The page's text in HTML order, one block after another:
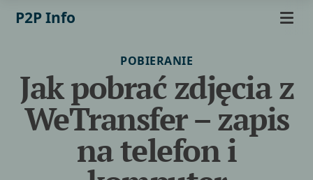
P2P Info
POBIERANIE
Jak pobrać zdjęcia z
WeTransfer – zapis
na telefon i